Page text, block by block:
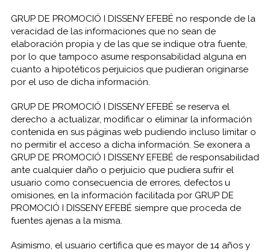
GRUP DE PROMOCIÓ I DISSENY EFEBÉ no responde de la
veracidad de las informaciones que no sean de
elaboración propia y de las que se indique otra fuente,
por lo que tampoco asume responsabilidad alguna en
cuanto a hipotéticos perjuicios que pudieran originarse
por el uso de dicha información.
GRUP DE PROMOCIÓ I DISSENY EFEBÉ se reserva el
derecho a actualizar, modificar o eliminar la información
contenida en sus páginas web pudiendo incluso limitar o
no permitir el acceso a dicha información. Se exonera a
GRUP DE PROMOCIÓ I DISSENY EFEBÉ de responsabilidad
ante cualquier daño o perjuicio que pudiera sufrir el
usuario como consecuencia de errores, defectos u
omisiones, en la información facilitada por GRUP DE
PROMOCIÓ I DISSENY EFEBÉ siempre que proceda de
fuentes ajenas a la misma.
Asimismo, el usuario certifica que es mayor de 14 años y